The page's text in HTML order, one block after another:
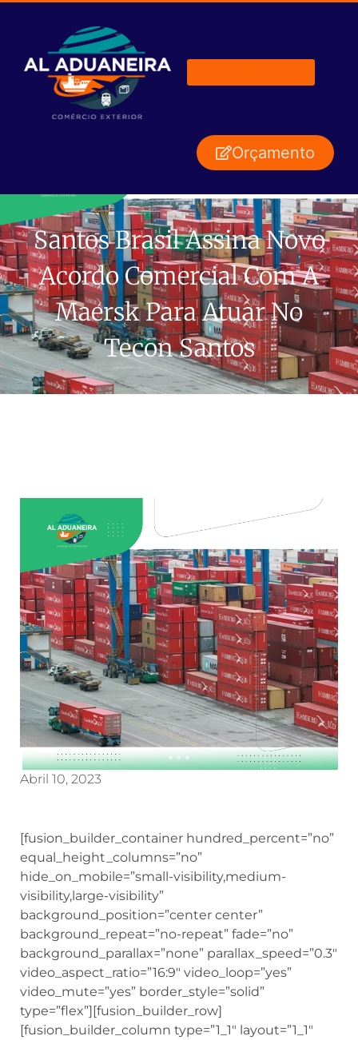
Orçamento
Santos Brasil Assina Novo
Acordo Comercial Com A
Maersk Para Atuar No
Tecon Santos
Abril 10, 2023
[fusion_builder_container hundred_percent=”no”
equal_height_columns=”no”
hide_on_mobile=”small-visibility,medium-
visibility,large-visibility”
background_position=”center center”
background_repeat=”no-repeat” fade=”no”
background_parallax=”none” parallax_speed=”0.3″
video_aspect_ratio=”16:9″ video_loop=”yes”
video_mute=”yes” border_style=”solid”
type=”flex”][fusion_builder_row]
[fusion_builder_column type=”1_1″ layout=”1_1″